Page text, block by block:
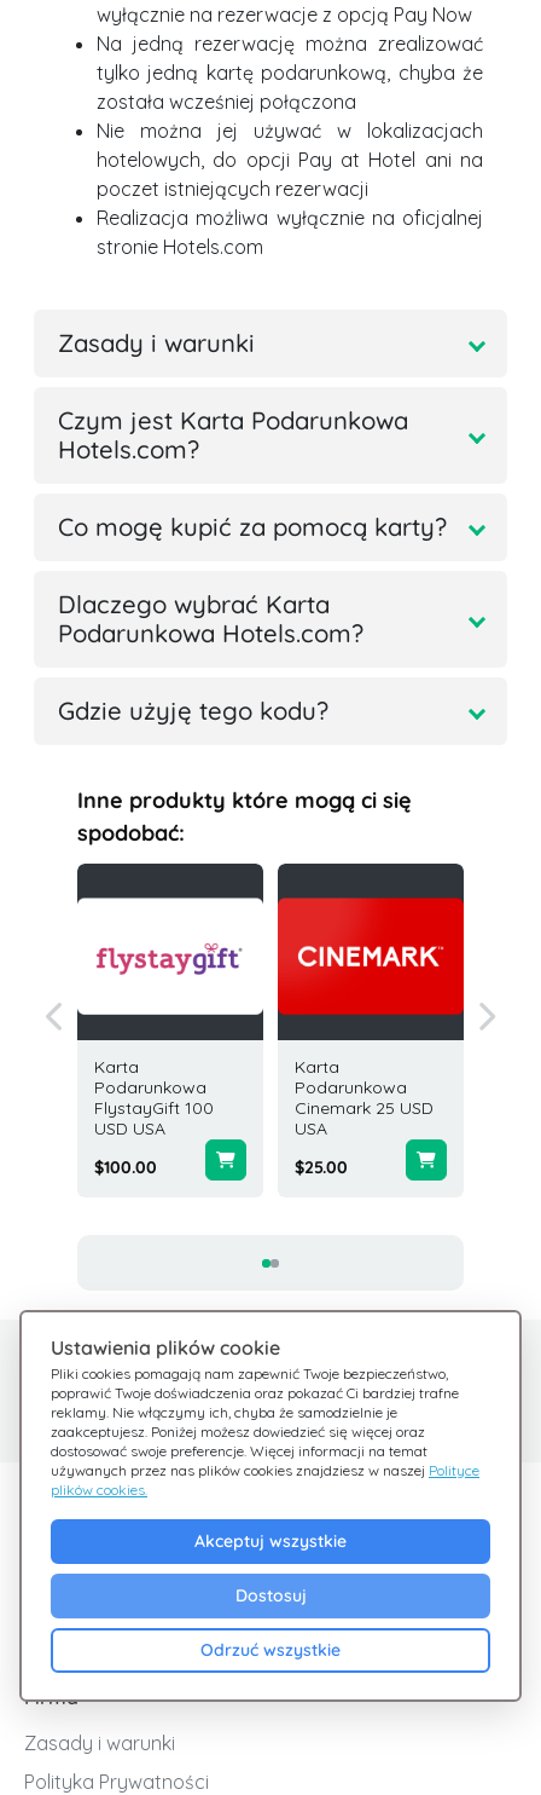
wyłącznie na rezerwacje z opcją Pay Now
Na jedną rezerwację można zrealizować
tylko jedną kartę podarunkową, chyba że
została wcześniej połączona
Nie można jej używać w lokalizacjach
hotelowych, do opcji Pay at Hotel ani na
poczet istniejących rezerwacji
Realizacja możliwa wyłącznie na oficjalnej
stronie Hotels.com
Zasady i warunki
Czym jest Karta Podarunkowa
Hotels.com?
Co mogę kupić za pomocą karty?
Dlaczego wybrać Karta
Podarunkowa Hotels.com?
Gdzie użyję tego kodu?
Inne produkty które mogą ci się
spodobać:
Karta
Podarunkowa
FlystayGift 100
USD USA
$100.00
Karta
Podarunkowa
Cinemark 25 USD
USA
$25.00
Ustawienia plików cookie
Pliki cookies pomagają nam zapewnić Twoje bezpieczeństwo,
poprawić Twoje doświadczenia oraz pokazać Ci bardziej trafne
reklamy. Nie włączymy ich, chyba że samodzielnie je
zaakceptujesz. Poniżej możesz dowiedzieć się więcej oraz
dostosować swoje preferencje. Więcej informacji na temat
używanych przez nas plików cookies znajdziesz w naszej Polityce
plików cookies.
Akceptuj wszystkie
Dostosuj
Odrzuć wszystkie
Potrzebujesz pomocy?
Jesteśmy tu dla Ciebie
Centrum pomocy
Sprawdź nasze FAQ
Odkryj Giftsy
Cashback
Blog
Firma
Zasady i warunki
Polityka Prywatności